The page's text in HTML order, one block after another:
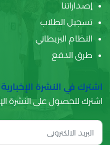
إصداراتنا
تسجيل الطلاب
النظام البريطاني
طرق الدفع
اشترك في النشرة الإخبارية
اشترك للحصول على النشرة